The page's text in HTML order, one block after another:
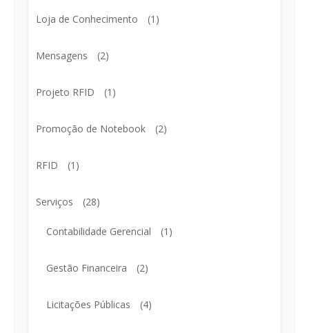
Loja de Conhecimento (1)
Mensagens (2)
Projeto RFID (1)
Promoção de Notebook (2)
RFID (1)
Serviços (28)
Contabilidade Gerencial (1)
Gestão Financeira (2)
Licitações Públicas (4)